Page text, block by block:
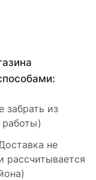
забрать из
работы)
не
рассчитывается